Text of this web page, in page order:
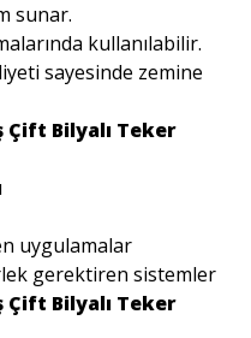
sunar.
kullanılabilir.
sayesinde zemine
Çift Bilyalı Teker
uygulamalar
gerektiren sistemler
Çift Bilyalı Teker